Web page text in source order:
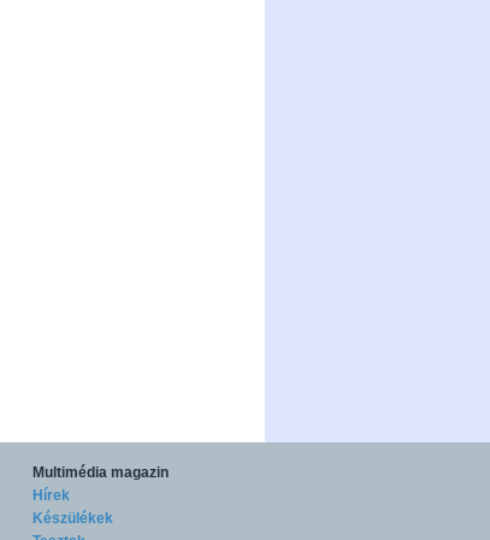
Multimédia magazin
Hírek
Készülékek